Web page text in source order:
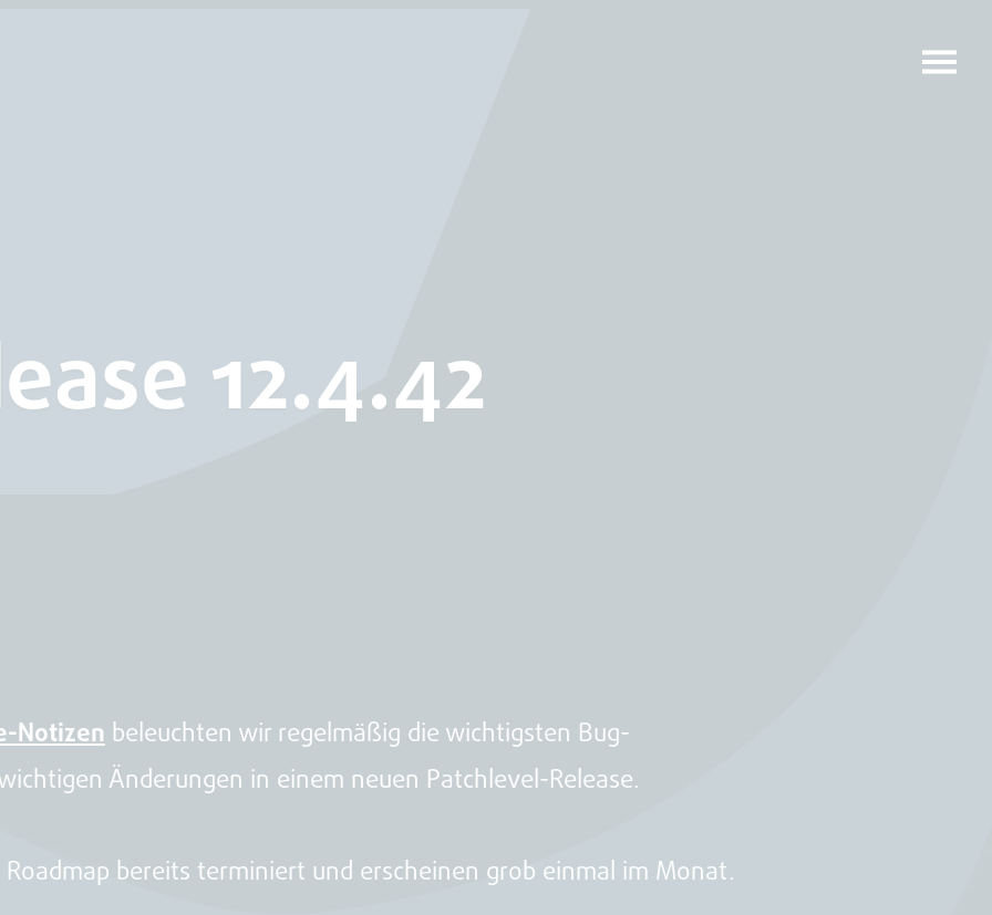
12.4.42
Notizen beleuchten wir regelmäßig die wichtigsten Bug-
Änderungen in einem neuen Patchlevel-Release.
Roadmap bereits terminiert und erscheinen grob einmal im Monat.